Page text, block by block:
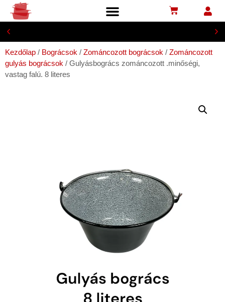
Biztonságos bankkártyás fizetés
Kezdőlap / Bográcsok / Zománcozott bográcsok / Zománcozott
gulyás bográcsok / Gulyásbogrács zománcozott .minőségi,
vastag falú. 8 literes